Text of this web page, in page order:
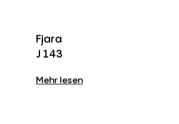
Fjara
J 143
Mehr lesen